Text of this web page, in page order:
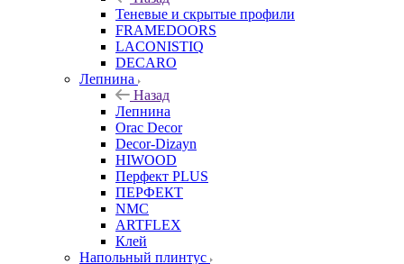
Теневые и скрытые профили
FRAMEDOORS
LACONISTIQ
DECARO
Лепнина
Назад
Лепнина
Orac Decor
Decor-Dizayn
HIWOOD
Перфект PLUS
ПЕРФЕКТ
NMC
ARTFLEX
Клей
Напольный плинтус